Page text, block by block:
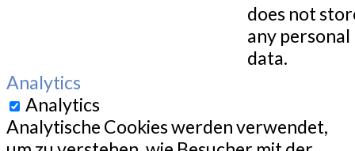
does not
any personal
data.
Analytics
Analytics
Analytische Cookies werden verwendet,